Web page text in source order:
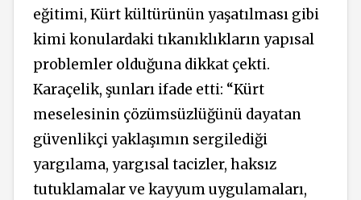
eğitimi, Kürt kültürünün yaşatılması gibi
kimi konulardaki tıkanıklıkların yapısal
problemler olduğuna dikkat çekti.
Karaçelik, şunları ifade etti: “Kürt
meselesinin çözümsüzlüğünü dayatan
güvenlikçi yaklaşımın sergilediği
yargılama, yargısal tacizler, haksız
tutuklamalar ve kayyum uygulamaları,